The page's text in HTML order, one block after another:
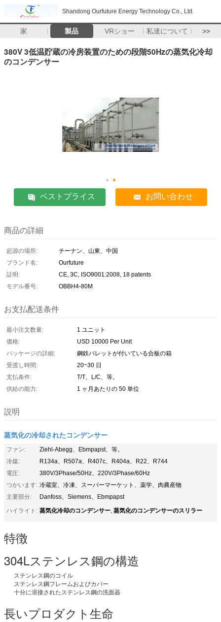
Shandong Ourfuture Energy Technology Co., Ltd.
家 製品 VRショー 私達について >>
380V 3低温貯蔵の冷房装置のための段階50Hzの蒸気化冷却
のコンデンサー
ベストプライス お問い合わせ
商品の詳細
起源の場所:
チーナン、山東、中国
ブランド名:
Ourfuture
証明:
CE, 3C, ISO9001:2008, 18 patents
モデル番号:
OBBH4-80M
お支払配送条件
最小注文数量:
1 ユニット
価格:
USD 10000 Per Unit
パッケージの詳細:
鋼鉄パレットが付いている合板の箱
受渡し時間:
20~30 日
支払条件:
T/T、L/C、等。
供給の能力:
1 ヶ月あたりの 50 単位
説明
蒸気化の冷却されたコンデンサー
ファン:
Ziehl-Abegg、Ebmpapst、等。
冷媒:
R134a、R507a、R407c、R404a、R22、R744
電圧:
380V/3Phase/50Hz、220V/3Phase/60Hz
つかいます: 冷蔵室、冷凍、スーパーマーケット、薬学、肉農産物
主要部分:
Danfoss、Siemens、Ebmpapst
ハイライト: 蒸気化冷却のコンデンサー, 蒸気化のコンデンサーのスリラー
特徴
304Lステンレス鋼の構造
ステンレス鋼のコイル
ステンレス鋼フレームおよびカバー
十分に溶接されたステンレス鋼の洗面器
長いプロダクト生命